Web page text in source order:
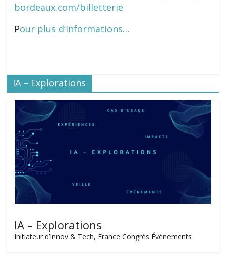
bordeaux.com/billetterie
Pour plus d’informations…
IA – Explorations
IA – Explorations
Initiateur d’Innov & Tech, France Congrès Événements